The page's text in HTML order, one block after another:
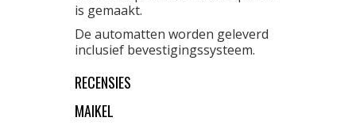
is gemaakt.
De automatten worden geleverd
inclusief bevestigingssysteem.
RECENSIES
MAIKEL